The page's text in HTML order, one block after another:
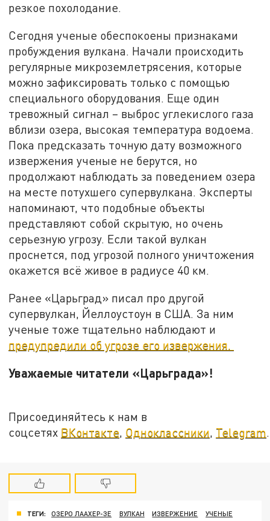
резкое похолодание.
Сегодня ученые обеспокоены признаками
пробуждения вулкана. Начали происходить
регулярные микроземлетрясения, которые
можно зафиксировать только с помощью
специального оборудования. Еще один
тревожный сигнал – выброс углекислого газа
вблизи озера, высокая температура водоема.
Пока предсказать точную дату возможного
извержения ученые не берутся, но
продолжают наблюдать за поведением озера
на месте потухшего супервулкана. Эксперты
напоминают, что подобные объекты
представляют собой скрытую, но очень
серьезную угрозу. Если такой вулкан
проснется, под угрозой полного уничтожения
окажется всё живое в радиусе 40 км.
Ранее «Царьград» писал про другой
супервулкан, Йеллоустоун в США. За ним
ученые тоже тщательно наблюдают и
предупредили об угрозе его извержения.
Уважаемые читатели «Царьграда»!
Присоединяйтесь к нам в
соцсетях ВКонтакте, Одноклассники, Telegram.
ТЕГИ: ОЗЕРО ЛААХЕР-ЗЕ ВУЛКАН ИЗВЕРЖЕНИЕ
УЧЕНЫЕ